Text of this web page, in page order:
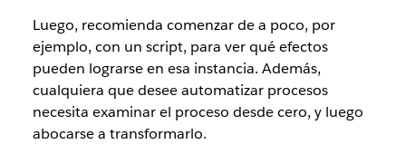
Luego, recomienda comenzar de a poco, por
ejemplo, con un script, para ver qué efectos
pueden lograrse en esa instancia. Además,
cualquiera que desee automatizar procesos
necesita examinar el proceso desde cero, y luego
abocarse a transformarlo.